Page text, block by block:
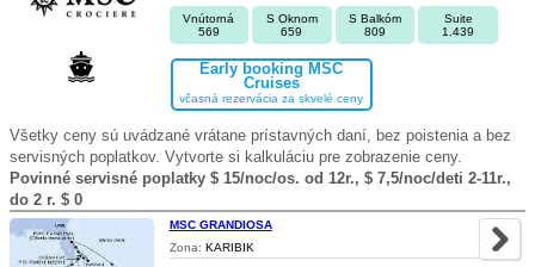
Vnútorná
569
S Oknom
659
S Balkóm
809
Suite
1.439
Early booking MSC
Cruises
včasná rezervácia za skvelé ceny
Všetky ceny sú uvádzané vrátane prístavných daní, bez poistenia a bez
servisných poplatkov. Vytvorte si kalkuláciu pre zobrazenie ceny.
Povinné servisné poplatky $ 15/noc/os. od 12r., $ 7,5/noc/deti 2-11r.,
do 2 r. $ 0
MSC GRANDIOSA
Zona: KARIBIK